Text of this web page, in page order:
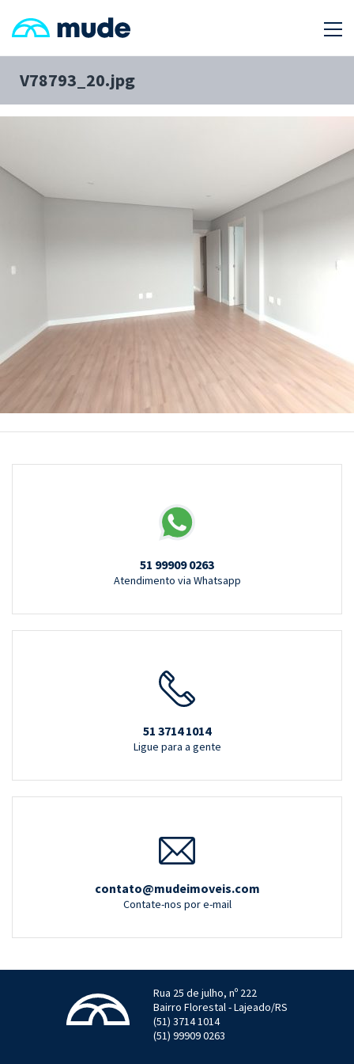
V78793_20.jpg
51 99909 0263
Atendimento via Whatsapp
51 3714 1014
Ligue para a gente
contato@mudeimoveis.com
Contate-nos por e-mail
Rua 25 de julho, nº 222
Bairro Florestal - Lajeado/RS
(51) 3714 1014
(51) 99909 0263